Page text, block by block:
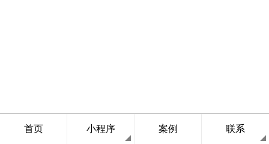
首页 小程序 案例 联系